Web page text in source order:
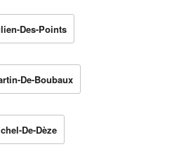
Des-Points
De-Boubaux
De-Dèze